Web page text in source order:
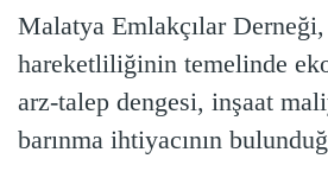
Malatya Emlakçılar
hareketliliğinin temelinde
arz-talep dengesi, inşaat
barınma ihtiyacının